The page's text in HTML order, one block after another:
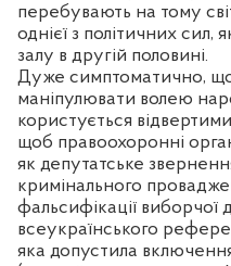
перебувають на тому
однієї з політичних
залу в другій половині.
Дуже симптоматично,
маніпулювати волею
користується
щоб правоохоронні
як депутатське
кримінального
фальсифікації виборчої
всеукраїнського
яка допустила